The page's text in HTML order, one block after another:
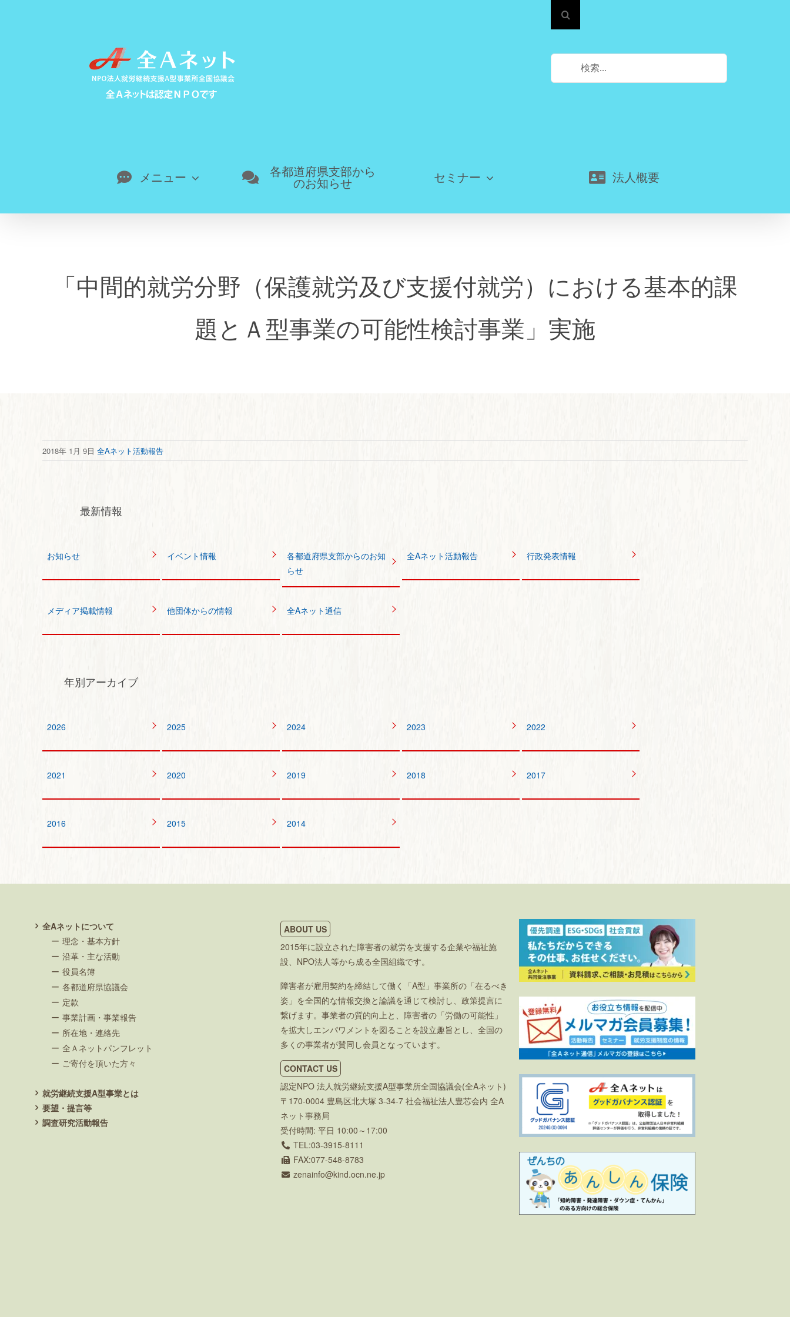
検
索
メニュー
各都道府県支部から
のお知らせ
セミナー 法人概要
「中間的就労分野（保護就労及び支援付就労）における基本的課
題とＡ型事業の可能性検討事業」実施
2018年 1月 9日 全Aネット活動報告
最新情報
お知らせ イベント情報
各都道府県支部からのお知
らせ
全Aネット活動報告 行政発表情報
メディア掲載情報 他団体からの情報 全Aネット通信
年別アーカイブ
2026 2025 2024 2023 2022
2021 2020 2019 2018 2017
2016 2015 2014
全Aネットについて
理念・基本方針
沿革・主な活動
役員名簿
各都道府県協議会
定款
事業計画・事業報告
所在地・連絡先
全Ａネットパンフレット
ご寄付を頂いた方々
就労継続支援A型事業とは
要望・提言等
調査研究活動報告
ABOUT US
2015年に設立された障害者の就労を支援する企業や福祉施
設、NPO法人等から成る全国組織です。
障害者が雇用契約を締結して働く「A型」事業所の「在るべき
姿」を全国的な情報交換と論議を通じて検討し、政策提言に
繋げます。事業者の質的向上と、障害者の「労働の可能性」
を拡大しエンパワメントを図ることを設立趣旨とし、全国の
多くの事業者が賛同し会員となっています。
CONTACT US
認定NPO 法人就労継続支援A型事業所全国協議会(全Aネット)
〒170-0004 豊島区北大塚 3-34-7 社会福祉法人豊芯会内 全A
ネット事務局
受付時間: 平日 10:00～17:00
TEL:03-3915-8111
FAX:077-548-8783
zenainfo
kind.ocn.ne.jp